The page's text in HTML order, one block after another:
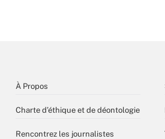
À Propos
Charte d’éthique et de déontologie
Rencontrez les journalistes